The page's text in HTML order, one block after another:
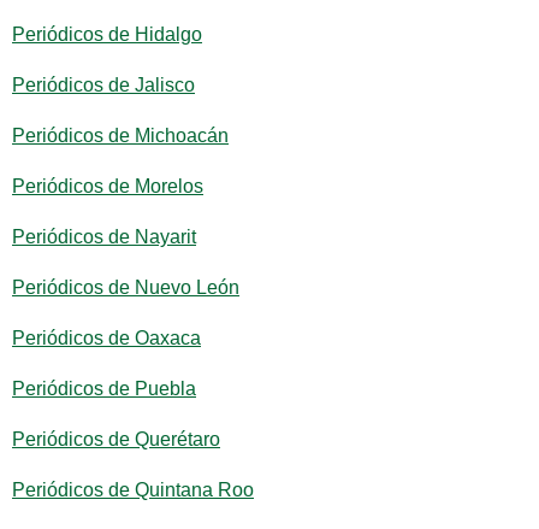
Periódicos de Hidalgo
Periódicos de Jalisco
Periódicos de Michoacán
Periódicos de Morelos
Periódicos de Nayarit
Periódicos de Nuevo León
Periódicos de Oaxaca
Periódicos de Puebla
Periódicos de Querétaro
Periódicos de Quintana Roo